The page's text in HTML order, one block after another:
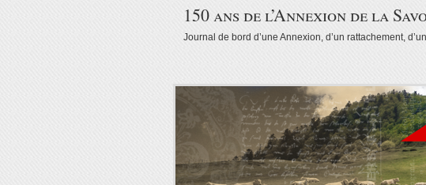
150 ans de l’Annexion de la
Journal de bord d’une Annexion, d’un rattachement,